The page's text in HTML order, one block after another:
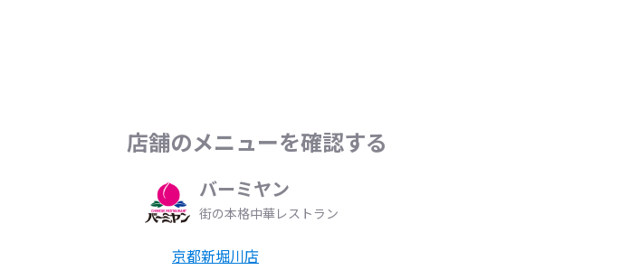
店舗のメニューを確認する
バーミヤン
街の本格中華レストラン
京都新堀川店